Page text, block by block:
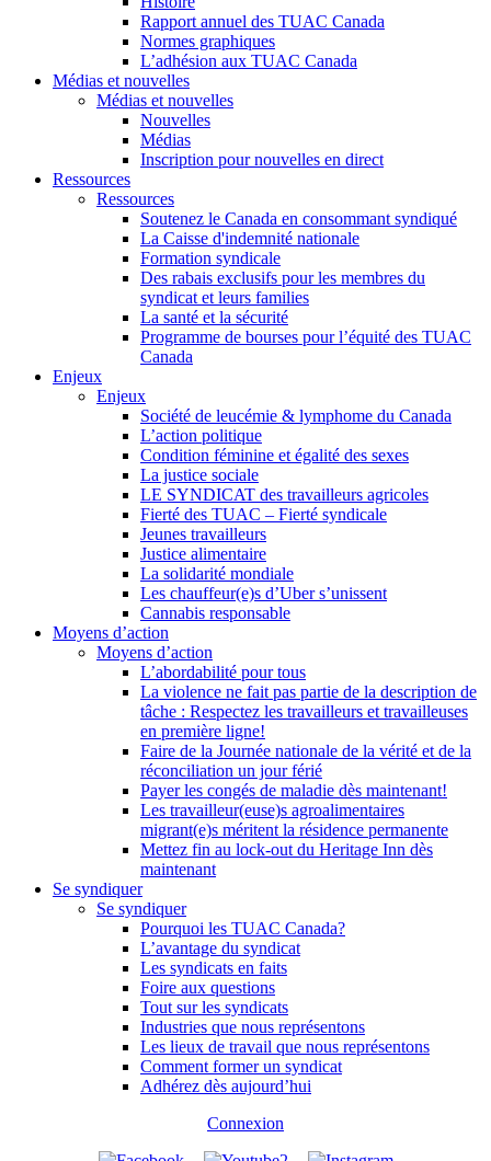
Rapport annuel des TUAC Canada
Normes graphiques
L’adhésion aux TUAC Canada
Médias et nouvelles
Médias et nouvelles
Nouvelles
Médias
Inscription pour nouvelles en direct
Ressources
Ressources
Soutenez le Canada en consommant syndiqué
La Caisse d'indemnité nationale
Formation syndicale
Des rabais exclusifs pour les membres du
syndicat et leurs families
La santé et la sécurité
Programme de bourses pour l’équité des TUAC
Canada
Enjeux
Enjeux
Société de leucémie & lymphome du Canada
L’action politique
Condition féminine et égalité des sexes
La justice sociale
LE SYNDICAT des travailleurs agricoles
Fierté des TUAC – Fierté syndicale
Jeunes travailleurs
Justice alimentaire
La solidarité mondiale
Les chauffeur(e)s d’Uber s’unissent
Cannabis responsable
Moyens d’action
Moyens d’action
L’abordabilité pour tous
La violence ne fait pas partie de la description de
tâche : Respectez les travailleurs et travailleuses
en première ligne!
Faire de la Journée nationale de la vérité et de la
réconciliation un jour férié
Payer les congés de maladie dès maintenant!
Les travailleur(euse)s agroalimentaires
migrant(e)s méritent la résidence permanente
Mettez fin au lock-out du Heritage Inn dès
maintenant
Se syndiquer
Se syndiquer
Pourquoi les TUAC Canada?
L’avantage du syndicat
Les syndicats en faits
Foire aux questions
Tout sur les syndicats
Industries que nous représentons
Les lieux de travail que nous représentons
Comment former un syndicat
Adhérez dès aujourd’hui
Connexion